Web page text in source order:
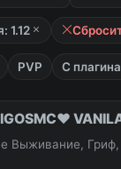
1.12
PVP С
Выживание,